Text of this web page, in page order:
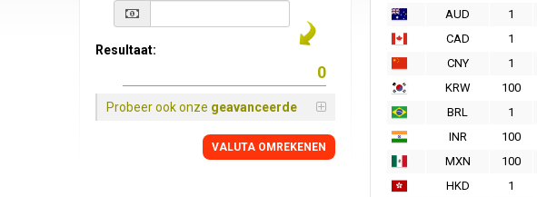
AUD
1
CAD
1
CNY
1
KRW
100
BRL
1
INR
100
MXN
100
HKD
1
Resultaat:
Probeer ook onze geavanceerde
VALUTA OMREKENEN